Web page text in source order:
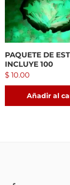
PAQUETE DE
INCLUYE 100
$ 10.00
Añadir al